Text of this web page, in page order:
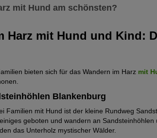
mit Hund am schönsten?
Vierbeiner erkunden und den Tag in
und Tropfsteinhöhlen können Hunde Sie
wie dem Nationalpark Harz gilt die
durch die Natur toben lassen
ab: Hier heißt es sogar während der Brut-
Harz mit Hund und Kind:
bieten sich für das Wandern im Harz mit
Blankenburg
Familien mit Hund ist der kleine Rundweg
geboten und wandern an
das Unterholz mystischer Wälder.